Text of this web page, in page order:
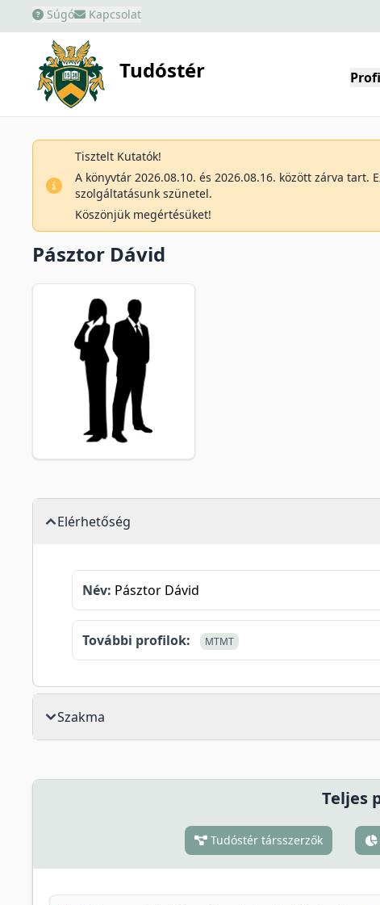
Súgó Kapcsolat
Tudóstér
Tisztelt Kutatók!
A könyvtár 2026.08.10. és 2026.08.16. között zárva
szolgáltatásunk szünetel.
Köszönjük megértésüket!
Pásztor Dávid
Elérhetőség
Név: Pásztor Dávid
További profilok: MTMT
Szakma
Teljes
Tudóstér társszerzők